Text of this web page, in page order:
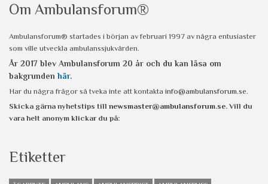
Om Ambulansforum®
Ambulansforum® startades i början av februari 1997 av några entusiaster
som ville utveckla ambulanssjukvården.
År 2017 blev Ambulansforum 20 år och du kan läsa om
bakgrunden här.
Har du några frågor så tveka inte att kontakta info@ambulansforum.se.
Skicka gärna nyhetstips till newsmaster@ambulansforum.se. Vill du
vara helt anonym klickar du på:
Etiketter